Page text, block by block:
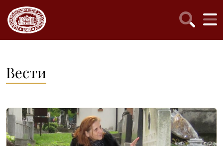
Вести